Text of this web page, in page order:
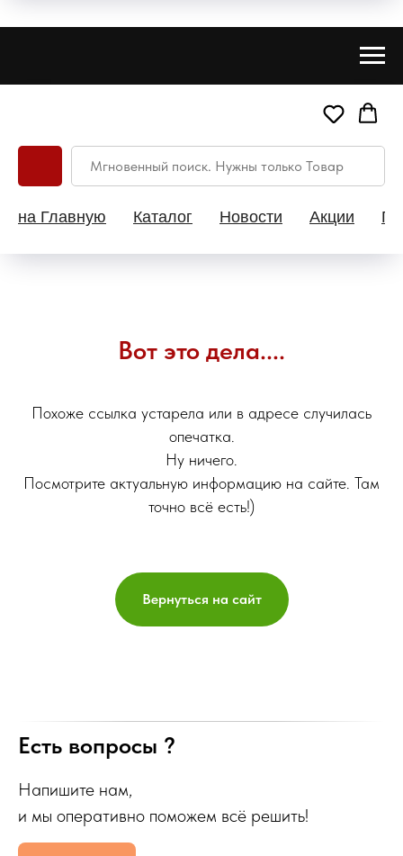
на Главную Каталог Новости Акции
Вот это дела....
Похоже ссылка устарела или в адресе случилась
опечатка.
Ну ничего.
Посмотрите актуальную информацию на сайте. Там
точно всё есть!)
Вернуться на сайт
Есть вопросы ?
Напишите нам,
и мы оперативно поможем всё решить!